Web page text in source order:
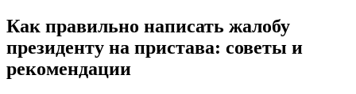
Как правильно написать жалобу
президенту на пристава: советы и
рекомендации